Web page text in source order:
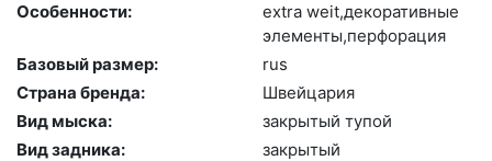
Особенности:
ext­ra we­it,де­кора­тив­ные
эле­мен­ты,пер­фо­рация
Базовый размер:
rus
Страна бренда:
Швей­ца­рия
Вид мыска:
зак­ры­тый ту­пой
Вид задника:
зак­ры­тый